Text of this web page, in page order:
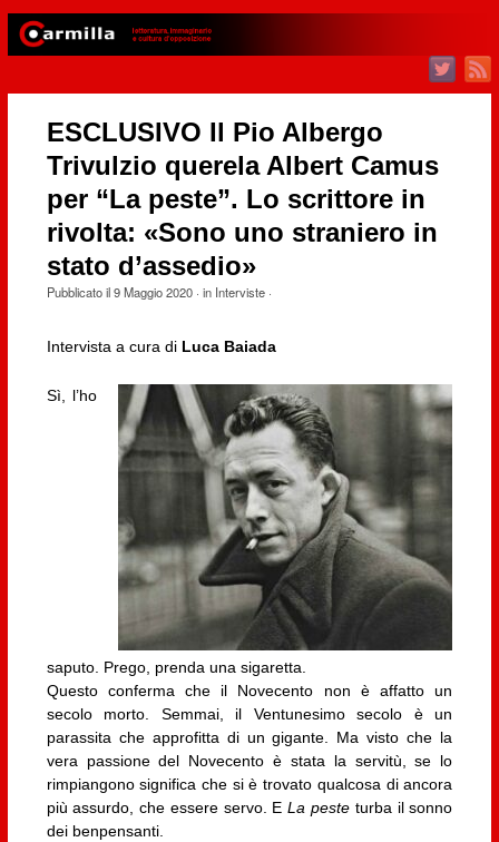
ESCLUSIVO Il Pio Albergo
Trivulzio querela Albert Camus
per “La peste”. Lo scrittore in
rivolta: «Sono uno straniero in
stato d’assedio»
Pubblicato il9 Maggio 2020· in Interviste·
Intervista a cura di Luca Baiada
Sì, l’ho
saputo. Prego, prenda una sigaretta.
Questo conferma che il Novecento non è affatto un
secolo morto. Semmai, il Ventunesimo secolo è un
parassita che approfitta di un gigante. Ma visto che la
vera passione del Novecento è stata la servitù, se lo
rimpiangono significa che si è trovato qualcosa di ancora
più assurdo, che essere servo. ELa peste turba il sonno
dei benpensanti.